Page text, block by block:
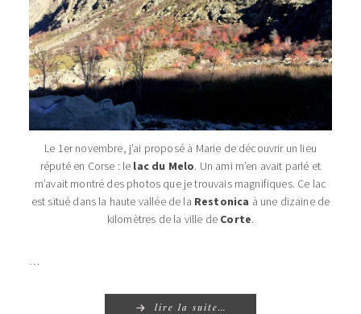
Le 1er novembre, j’ai proposé à Marie de découvrir un lieu
réputé en Corse : le lac du Melo. Un ami m’en avait parlé et
m’avait montré des photos que je trouvais magnifiques. Ce lac
est situé dans la haute vallée de la Restonica à une dizaine de
kilomètres de la ville de Corte.
…
lire la suite…